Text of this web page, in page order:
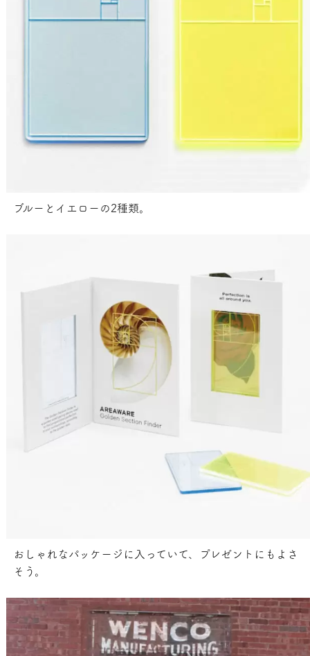
ブルーとイエローの2種類。
おしゃれなパッケージに入っていて、プレゼントにもよさ
そう。